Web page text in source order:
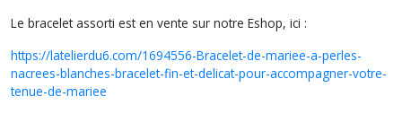
Le bracelet assorti est en vente sur notre Eshop, ici :
https://latelierdu6.com/1694556-Bracelet-de-mariee-a-perles-
nacrees-blanches-bracelet-fin-et-delicat-pour-accompagner-votre-
tenue-de-mariee